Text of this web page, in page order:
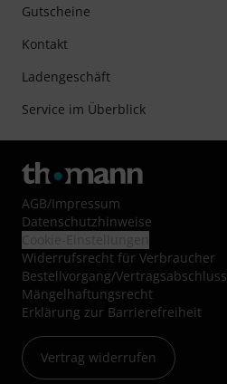
Gutscheine
Kontakt
Ladengeschäft
Service im Überblick
AGB/Impressum
Datenschutzhinweise
Widerrufsrecht für Verbraucher
Bestellvorgang/Vertragsabschluss
Mängelhaftungsrecht
Erklärung zur Barrierefreiheit
Vertrag widerrufen